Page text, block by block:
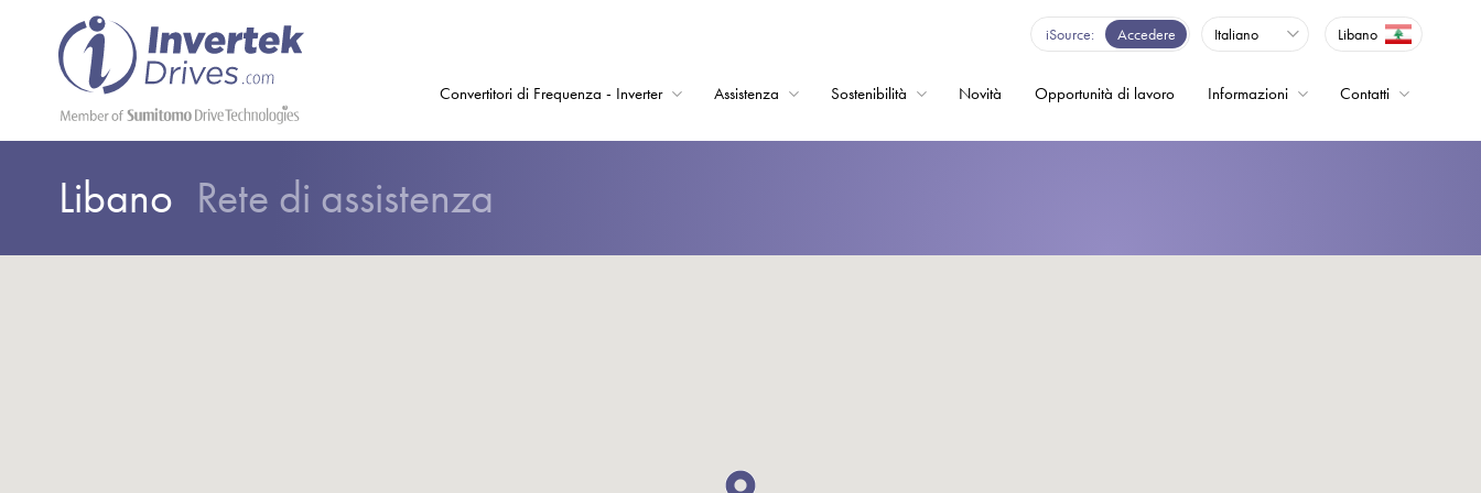
iSource Accedere Italiano Libano
Convertitori di Frequenza - Inverter Assistenza Sostenibilità Novità Opportunità di lavoro Informazioni Contatti
Libano Rete di assistenza